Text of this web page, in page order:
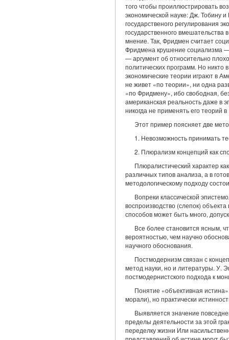
того чтобы проиллюстрировать
экономической науке: Дж. Тобину
государственого регулирования
государственного
мнение. Так, Фридмен считает
Фридмена крушение социализма —
— аргумент об относительно
политических программ. Но
экономические теории играют в
не живет «по теории», ни одна
«по Фридмену», ибо свободная,
американская реальность даже в
никогда не применять его теорий
Этот пример поясняет две
1. Невозможность принимать
2. Плюрализм концепций как
Плюралистический характер
различных типов анализа, а в
методологическому подходу
Вопреки классической
воспроизводство (слепок)
способов может быть много,
Все более становится ясным,
вероятностью, чем научно
научного обоснования.
Постмодернизм связан с
метод науки, но и литературы. У.
постмодернистского подхода к
Понятие «объективная
морали), но практически
Выявляется значение
пределы деятельности за этой
переделку жизни Или